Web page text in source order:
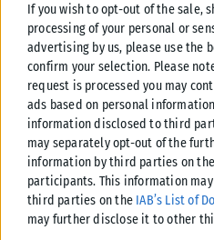
If you wish to opt-out of the sale,
processing of your personal or
advertising by us, please use the
confirm your selection. Please
request is processed you may
ads based on personal
information disclosed to third
may separately opt-out of the
information by third parties on
participants. This information
third parties on the IAB’s List of
may further disclose it to other
μετακινήσεις σε Μετρό,
Ένα ευρύ σχέδιο παρεμβάσεων με
προσβασιμότητας στα Μέσα
αναπληρωτής υπουργός Υποδομών
ΑΝΑΡΤΉΘΗΚΕ ΑΠΌ ΔΉΜΗΤΡΑ ΚΑΤΡΑΜΆΔΟΥ 04/